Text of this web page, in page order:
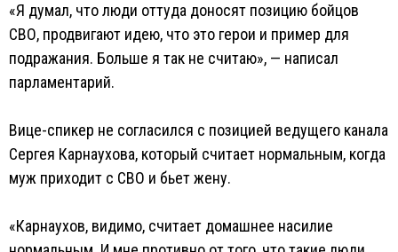
«Я думал, что люди оттуда доносят позицию бойцов
СВО, продвигают идею, что это герои и пример для
подражания. Больше я так не считаю», — написал
парламентарий.
Вице-спикер не согласился с позицией ведущего канала
Сергея Карнаухова, который считает нормальным, когда
муж приходит с СВО и бьет жену.
«Карнаухов, видимо, считает домашнее насилие